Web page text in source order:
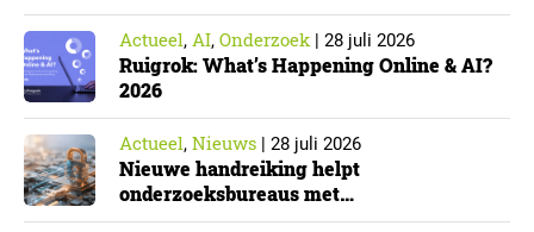
Actueel, AI, Onderzoek| 28 juli 2026
Ruigrok: What’s Happening Online & AI?
2026
Actueel, Nieuws | 28 juli 2026
Nieuwe handreiking helpt
onderzoeksbureaus met
Cyberbeveiligingswet